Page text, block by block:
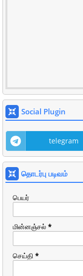
Social Plugin
telegram
தொடர்பு படிவம்
பெயர்
மின்னஞ்சல் *
செய்தி *